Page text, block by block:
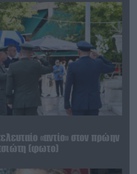
«αντίο» στον πρώην
(φωτο)